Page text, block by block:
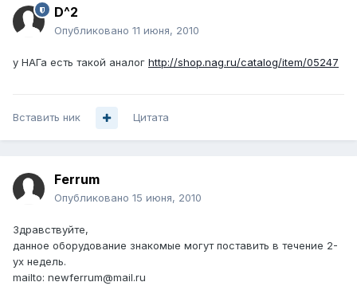
D^2
Опубликовано 11 июня, 2010
у НАГа есть такой аналог http://shop.nag.ru/catalog/item/05247
Вставить ник Цитата
Ferrum
Опубликовано 15 июня, 2010
Здравствуйте,
данное оборудование знакомые могут поставить в течение 2-
ух недель.
mailto: newferrum@mail.ru